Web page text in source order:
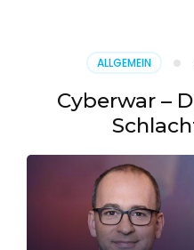
ALLGEMEIN
Cyberwar –